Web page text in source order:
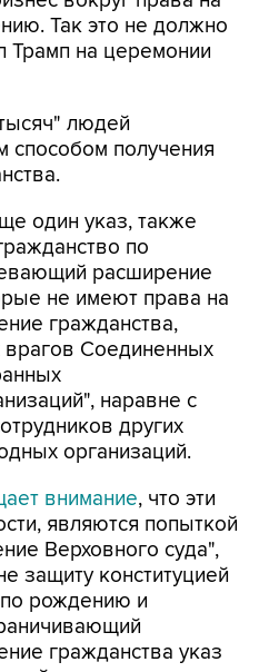
Трамп на церемонии
людей
один указ, также
расширение
не имеют права на
гражданства,
Соединенных
наравне с
других
организаций.
внимание, что эти
Верховного суда",
защиту конституцией
рождению и
гражданства указ
день его второго